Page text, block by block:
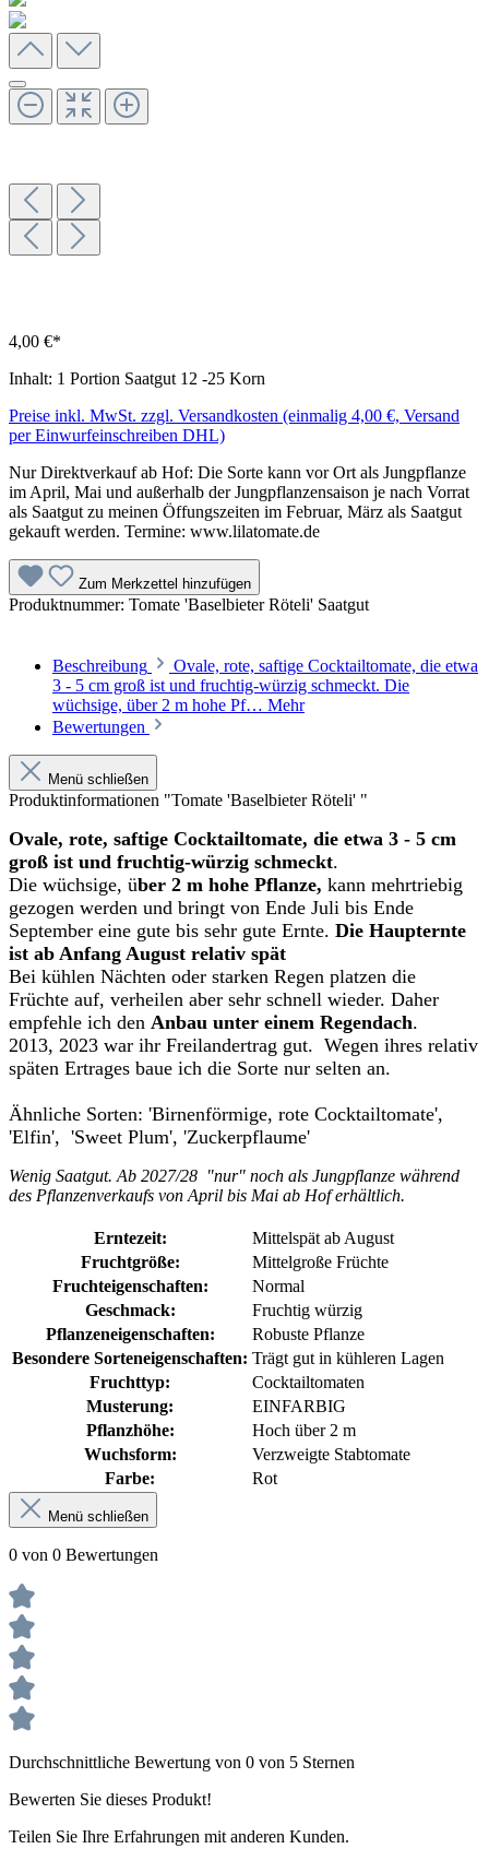
4,00 €*
Inhalt: 1 Portion Saatgut 12 -25 Korn
Preise inkl. MwSt. zzgl. Versandkosten (einmalig 4,00 €, Versand
per Einwurfeinschreiben DHL)
Nur Direktverkauf ab Hof: Die Sorte kann vor Ort als Jungpflanze
im April, Mai und außerhalb der Jungpflanzensaison je nach Vorrat
als Saatgut zu meinen Öffungszeiten im Februar, März als Saatgut
gekauft werden. Termine: www.lilatomate.de
Zum Merkzettel hinzufügen
Produktnummer: Tomate 'Baselbieter Röteli' Saatgut
Beschreibung
Ovale, rote, saftige Cocktailtomate, die etwa
3 - 5 cm groß ist und fruchtig-würzig schmeckt. Die
wüchsige, über 2 m hohe Pf… Mehr
Bewertungen
Menü schließen
Produktinformationen "Tomate 'Baselbieter Röteli' "
Ovale, rote, saftige Cocktailtomate, die etwa 3 - 5 cm
groß ist und fruchtig-würzig schmeckt.
Die wüchsige, über 2 m hohe Pflanze, kann mehrtriebig
gezogen werden und bringt von Ende Juli bis Ende
September eine gute bis sehr gute Ernte. Die Haupternte
ist ab Anfang August relativ spät
Bei kühlen Nächten oder starken Regen platzen die
Früchte auf, verheilen aber sehr schnell wieder. Daher
empfehle ich den Anbau unter einem Regendach.
2013, 2023 war ihr Freiland­ertrag gut. Wegen ihres relativ
späten Ertrages baue ich die Sorte nur selten an.
Ähnliche Sorten: 'Birnenförmige, rote Cocktailtomate',
'Elfin', 'Sweet Plum', 'Zuckerpflaume'
Wenig Saatgut. Ab 2027/28 "nur" noch als Jungpflanze während
des Pflanzenverkaufs von April bis Mai ab Hof erhältlich.
Erntezeit:
Mittelspät ab August
Fruchtgröße:
Mittelgroße Früchte
Fruchteigenschaften:
Normal
Geschmack:
Fruchtig würzig
Pflanzeneigenschaften:
Robuste Pflanze
Besondere Sorteneigenschaften: Trägt gut in kühleren Lagen
Fruchttyp:
Cocktailtomaten
Musterung:
EINFARBIG
Pflanzhöhe:
Hoch über 2 m
Wuchsform:
Verzweigte Stabtomate
Farbe:
Rot
Menü schließen
0 von 0 Bewertungen
Durchschnittliche Bewertung von 0 von 5 Sternen
Bewerten Sie dieses Produkt!
Teilen Sie Ihre Erfahrungen mit anderen Kunden.